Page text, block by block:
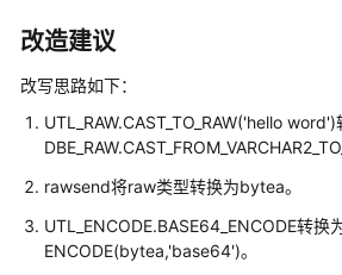
数
据
库
估
对
象
迁
改造建议
改写思路如下：
UTL_RAW.CAST_TO_RAW('hello word')
rawsend将raw类型转换为bytea。
UTL_ENCODE.BASE64_ENCODE转换
ENCODE(bytea,'base64')。